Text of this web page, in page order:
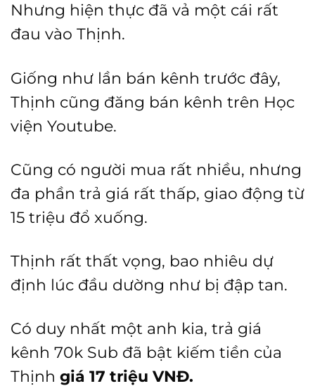
Nhưng hiện thực đã vả một cái rất
đau vào Thịnh.
Giống như lần bán kênh trước đây,
Thịnh cũng đăng bán kênh trên Học
viện Youtube.
Cũng có người mua rất nhiều, nhưng
đa phần trả giá rất thấp, giao động từ
15 triệu đổ xuống.
Thịnh rất thất vọng, bao nhiêu dự
định lúc đầu dường như bị đập tan.
Có duy nhất một anh kia, trả giá
kênh 70k Sub đã bật kiếm tiền của
Thịnh giá 17 triệu VNĐ.